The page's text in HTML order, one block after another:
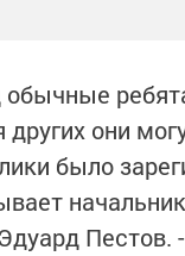
они
было
Пестов.